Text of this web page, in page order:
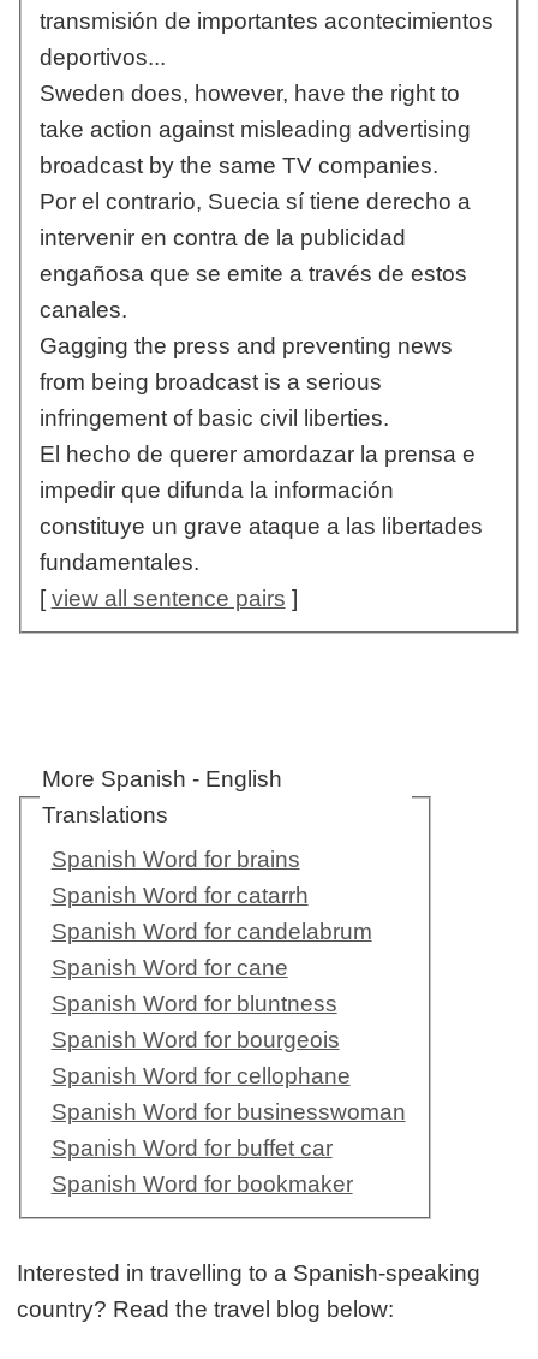
transmisión de importantes acontecimientos
deportivos...
Sweden does, however, have the right to
take action against misleading advertising
broadcast by the same TV companies.
Por el contrario, Suecia sí tiene derecho a
intervenir en contra de la publicidad
engañosa que se emite a través de estos
canales.
Gagging the press and preventing news
from being broadcast is a serious
infringement of basic civil liberties.
El hecho de querer amordazar la prensa e
impedir que difunda la información
constituye un grave ataque a las libertades
fundamentales.
[view all sentence pairs ]
More Spanish - English
Translations
Spanish Word for brains
Spanish Word for catarrh
Spanish Word for candelabrum
Spanish Word for cane
Spanish Word for bluntness
Spanish Word for bourgeois
Spanish Word for cellophane
Spanish Word for businesswoman
Spanish Word for buffet car
Spanish Word for bookmaker
Interested in travelling to a Spanish-speaking
country? Read the travel blog below: